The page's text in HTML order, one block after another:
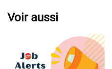
Voir aussi